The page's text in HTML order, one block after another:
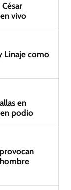
vivo
Linaje como
en
en podio